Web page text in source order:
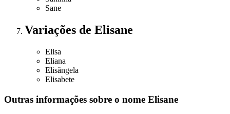
Sane
Variações de Elisane
Elisa
Eliana
Elisângela
Elisabete
Outras informações sobre o nome Elisane